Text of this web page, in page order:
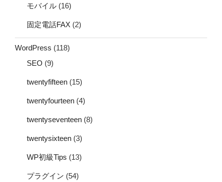
モバイル (16)
固定電話FAX (2)
WordPress (118)
SEO (9)
twentyfifteen (15)
twentyfourteen (4)
twentyseventeen (8)
twentysixteen (3)
WP初級Tips (13)
プラグイン (54)